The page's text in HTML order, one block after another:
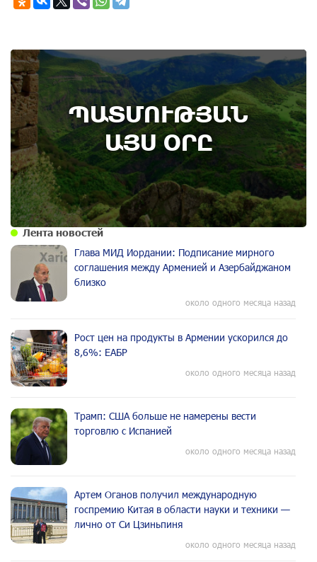
ՊԱՏՄՈՒԹՅԱՆ
ԱՅՍ ՕՐԸ
8th of August
Административный суд удовлетворил иск ААЦ
по делу монастыря Ованаванк
Лента новостей
Глава МИД Иордании: Подписание мирного
соглашения между Арменией и Азербайджаном
близко
около одного месяца назад
Рост цен на продукты в Армении ускорился до
8,6%: ЕАБР
около одного месяца назад
Трамп: США больше не намерены вести
торговлю с Испанией
около одного месяца назад
Артем Оганов получил международную
госпремию Китая в области науки и техники —
лично от Си Цзиньпиня
около одного месяца назад